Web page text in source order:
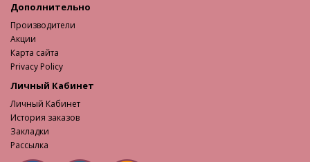
Дополнительно
Производители
Акции
Карта сайта
Privacy Policy
Личный Кабинет
Личный Кабинет
История заказов
Закладки
Рассылка